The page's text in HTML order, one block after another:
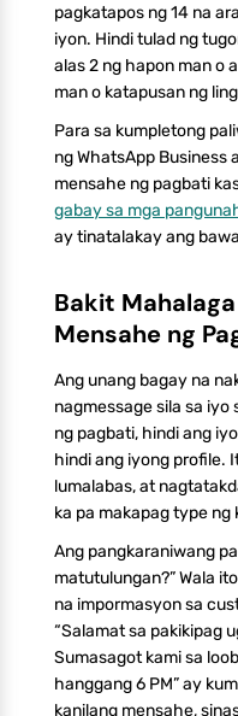
pagkatapos ng 14 na
iyon. Hindi tulad ng
alas 2 ng hapon man o
man o katapusan ng
Para sa kumpletong
ng WhatsApp Business
mensahe ng pagbati
gabay sa mga
ay tinatalakay ang
Bakit
Mensahe ng
Ang unang bagay na
nagmessage sila sa iyo
ng pagbati, hindi ang
hindi ang iyong profile.
lumalabas, at
ka pa makapag type ng
Ang pangkaraniwang
matutulungan?” Wala
na impormasyon sa
“Salamat sa pakikipag
Sumasagot kami sa
hanggang 6 PM” ay
kanilang mensahe,